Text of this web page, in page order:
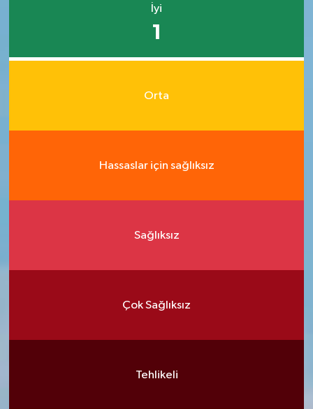
İyi
1
Orta
Hassaslar için sağlıksız
Sağlıksız
Çok Sağlıksız
Tehlikeli